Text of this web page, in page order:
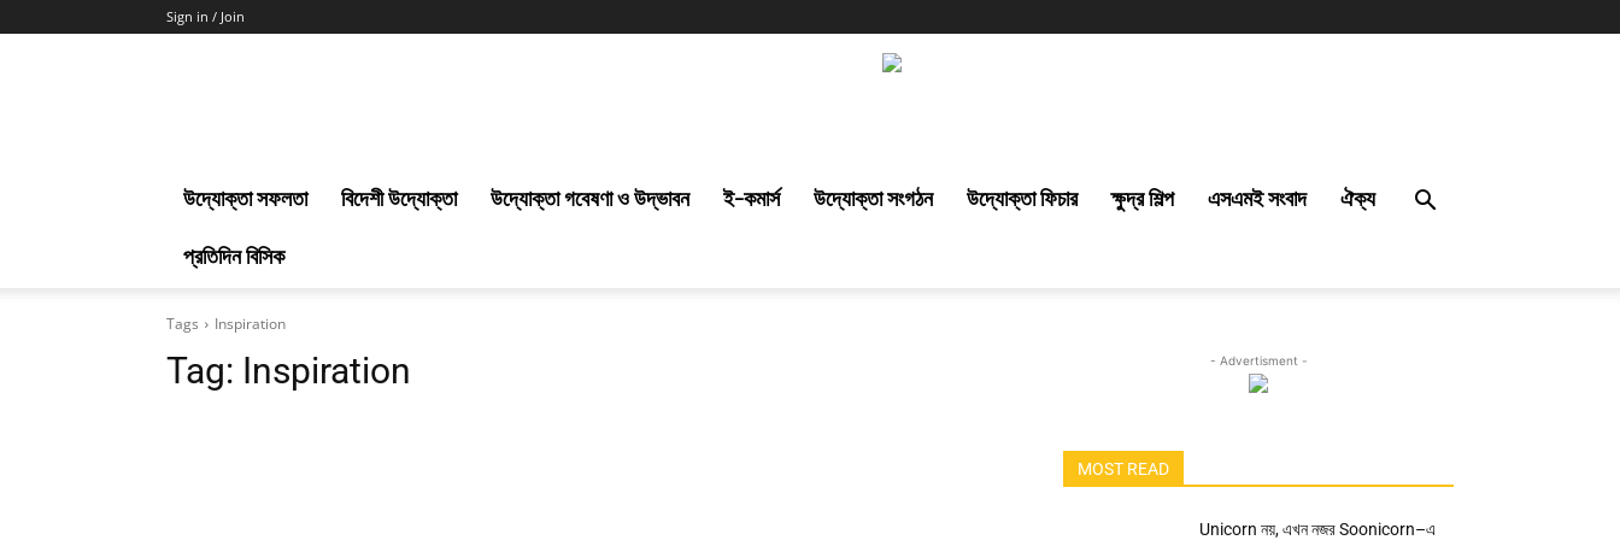
Sign in / Join
উদ্যোক্তা সফলতা বিদেশী উদ্যোক্তা উদ্যোক্তা গবেষণা ও উদ্ভাবন ই-কমার্স উদ্যোক্তা সংগঠন উদ্যোক্তা ফিচার ক্ষুদ্র শিল্প এসএমই সংবাদ ঐক্য
প্রতিদিন বিসিক
Tags Inspiration
Tag: Inspiration - Advertisment -
MOST READ
Unicorn নয়, এখন নজর Soonicorn–এ